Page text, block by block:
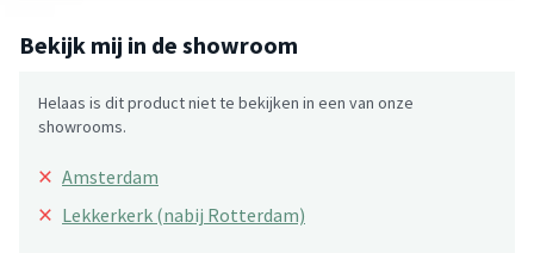
Bekijk mij in de showroom
Helaas is dit product niet te bekijken in een van onze
showrooms.
× Amsterdam
× Lekkerkerk (nabij Rotterdam)